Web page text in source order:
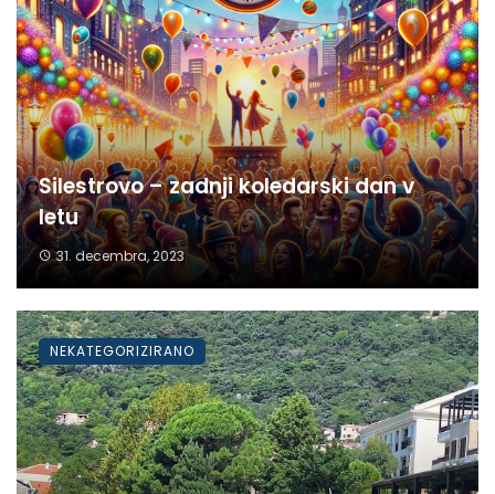
Silestrovo – zadnji koledarski dan v
letu
31. decembra, 2023
NEKATEGORIZIRANO